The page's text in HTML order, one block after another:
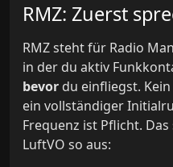
RMZ: Zuerst
RMZ steht für Radio
in der du aktiv
bevor du einfliegst.
ein vollständiger
Frequenz ist Pflicht. Das
LuftVO so aus: